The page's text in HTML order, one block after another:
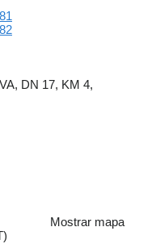
DN 17, KM 4,
Mostrar mapa